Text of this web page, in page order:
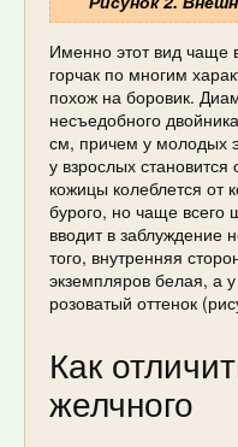
Именно этот вид чаще
горчак по многим
похож на боровик.
несъедобного
см, причем у молодых
у взрослых становится
кожицы колеблется от
бурого, но чаще всего
вводит в заблуждение
того, внутренняя
экземпляров белая, а
розоватый оттенок
Как
желчного